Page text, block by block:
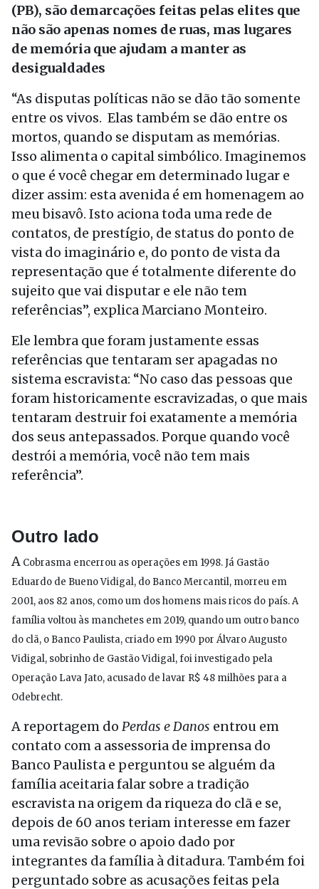
(PB), são demarcações feitas pelas elites que
não são apenas nomes de ruas, mas lugares
de memória que ajudam a manter as
desigualdades
“As disputas políticas não se dão tão somente
entre os vivos. Elas também se dão entre os
mortos, quando se disputam as memórias.
Isso alimenta o capital simbólico. Imaginemos
o que é você chegar em determinado lugar e
dizer assim: esta avenida é em homenagem ao
meu bisavô. Isto aciona toda uma rede de
contatos, de prestígio, de status do ponto de
vista do imaginário e, do ponto de vista da
representação que é totalmente diferente do
sujeito que vai disputar e ele não tem
referências”, explica Marciano Monteiro.
Ele lembra que foram justamente essas
referências que tentaram ser apagadas no
sistema escravista: “No caso das pessoas que
foram historicamente escravizadas, o que mais
tentaram destruir foi exatamente a memória
dos seus antepassados. Porque quando você
destrói a memória, você não tem mais
referência”.
Outro lado
A Cobrasma encerrou as operações em 1998. Já Gastão
Eduardo de Bueno Vidigal, do Banco Mercantil, morreu em
2001, aos 82 anos, como um dos homens mais ricos do país. A
família voltou às manchetes em 2019, quando um outro banco
do clã, o Banco Paulista, criado em 1990 por Álvaro Augusto
Vidigal, sobrinho de Gastão Vidigal, foi investigado pela
Operação Lava Jato, acusado de lavar R$ 48 milhões para a
Odebrecht.
A reportagem do Perdas e Danos entrou em
contato com a assessoria de imprensa do
Banco Paulista e perguntou se alguém da
família aceitaria falar sobre a tradição
escravista na origem da riqueza do clã e se,
depois de 60 anos teriam interesse em fazer
uma revisão sobre o apoio dado por
integrantes da família à ditadura. Também foi
perguntado sobre as acusações feitas pela